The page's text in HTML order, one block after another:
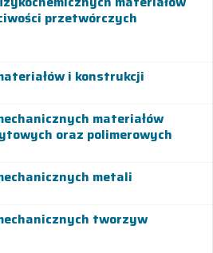
przetwórczych
i konstrukcji
materiałów
oraz polimerowych
metali
tworzyw